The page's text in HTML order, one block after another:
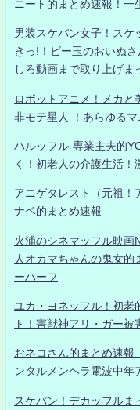
ニート的まとめ速報！一
男装スケバン女子！スケ
きっ!！ビー玉のおいぬ
しろ動画まで取り上げま
ロボットアニメ！メカと
非モテ星人 ！あらゆる
ハルッフル-専業主夫的
く！初老人の介護生活！
アニゲタレスト（元祖
ナベ的まとめ速報
火浦のシネマッフル映画
人オカマちゃんの鬼女
ーハーフ
ユカ・ヨネッフル！初老
ト！害獣神アリ・ガー
おネコさん的まとめ速
ンタルメンヘラ電波中年
スケバン！デカッフルま